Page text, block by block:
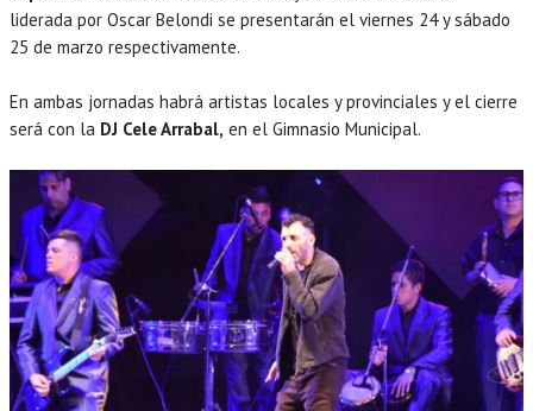
liderada por Oscar Belondi se presentarán el viernes 24 y sábado
25 de marzo respectivamente.
En ambas jornadas habrá artistas locales y provinciales y el cierre
será con la DJ Cele Arrabal, en el Gimnasio Municipal.